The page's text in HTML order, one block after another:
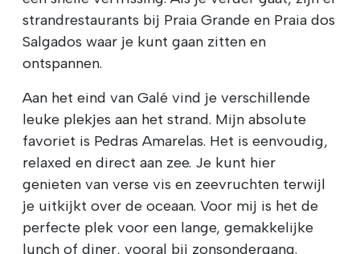
strandrestaurants bij Praia Grande en Praia dos
Salgados waar je kunt gaan zitten en
ontspannen.
Aan het eind van Galé vind je verschillende
leuke plekjes aan het strand. Mijn absolute
favoriet is Pedras Amarelas. Het is eenvoudig,
relaxed en direct aan zee. Je kunt hier
genieten van verse vis en zeevruchten terwijl
je uitkijkt over de oceaan. Voor mij is het de
perfecte plek voor een lange, gemakkelijke
lunch of diner, vooral bij zonsondergang.